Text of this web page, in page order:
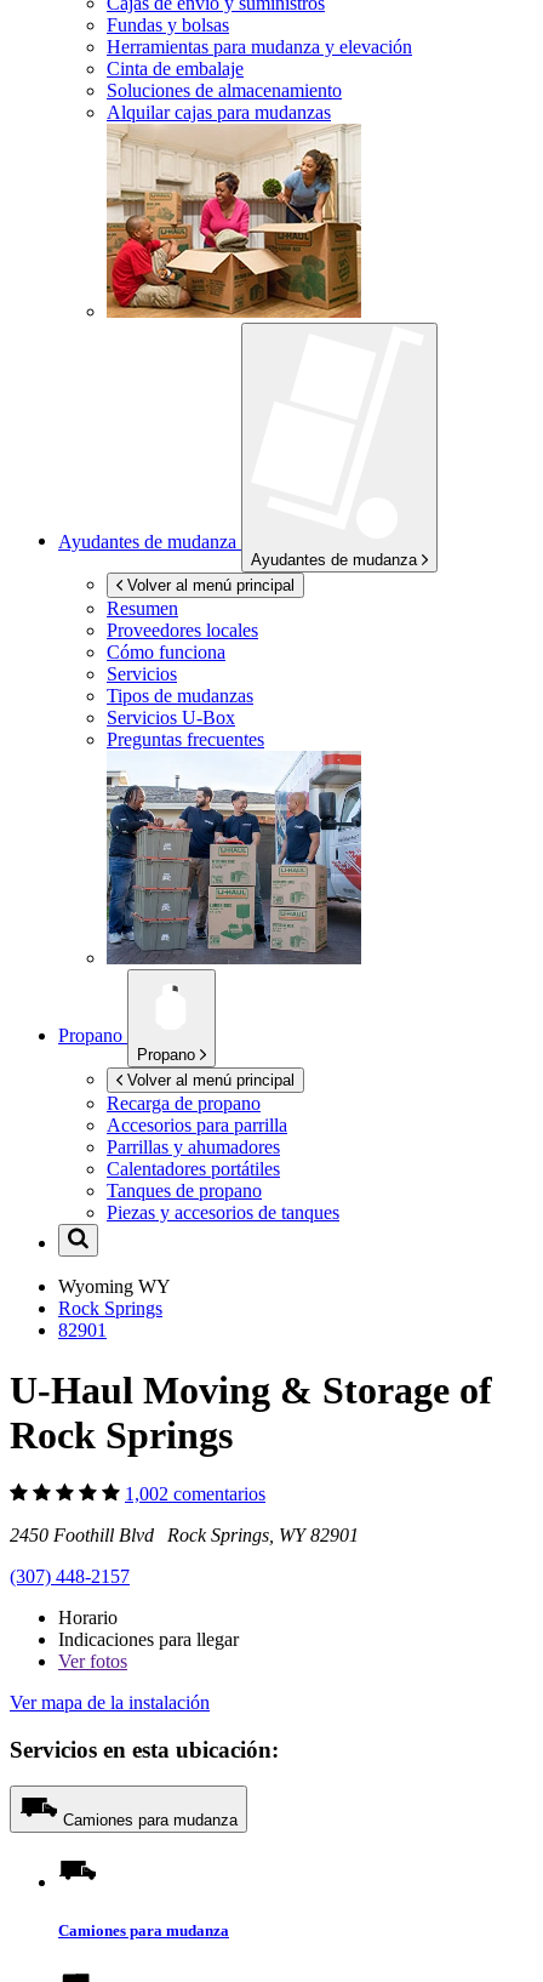
Fundas y bolsas
Herramientas para mudanza y elevación
Cinta de embalaje
Soluciones de almacenamiento
Alquilar cajas para mudanzas
Ayudantes de mudanza
Ayudantes de mudanza
Volver al menú principal
Resumen
Proveedores locales
Cómo funciona
Servicios
Tipos de mudanzas
Servicios U-Box
Preguntas frecuentes
Propano
Propano
Volver al menú principal
Recarga de propano
Accesorios para parrilla
Parrillas y ahumadores
Calentadores portátiles
Tanques de propano
Piezas y accesorios de tanques
Wyoming WY
Rock Springs
82901
U-Haul Moving & Storage of
Rock Springs
1,002 comentarios
2450 Foothill Blvd Rock Springs, WY 82901
(307) 448-2157
Horario
Indicaciones para llegar
Verfotos
Ver mapa de la instalación
Servicios en esta ubicación:
Camiones para mudanza
Camiones para mudanza